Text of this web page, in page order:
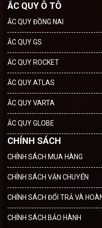
ẮC QUY Ô TÔ
ẮC QUY ĐỒNG NAI
ẮC QUY GS
ẮC QUY ROCKET
ẮC QUY ATLAS
ẮC QUY VARTA
ẮC QUY GLOBE
CHÍNH SÁCH
CHÍNH SÁCH MUA HÀNG
CHÍNH SÁCH VẬN CHUYỂN
CHÍNH SÁCH ĐỔI TRẢ VÀ
CHÍNH SÁCH BẢO HÀNH